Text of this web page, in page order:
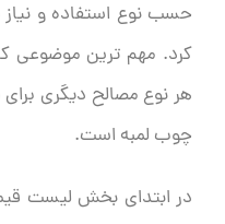
حسب نوع استفاده و نیاز
کرد. مهم ترین موضوعی
هر نوع مصالح دیگری
چوب لمبه است.
در ابتدای بخش لیست